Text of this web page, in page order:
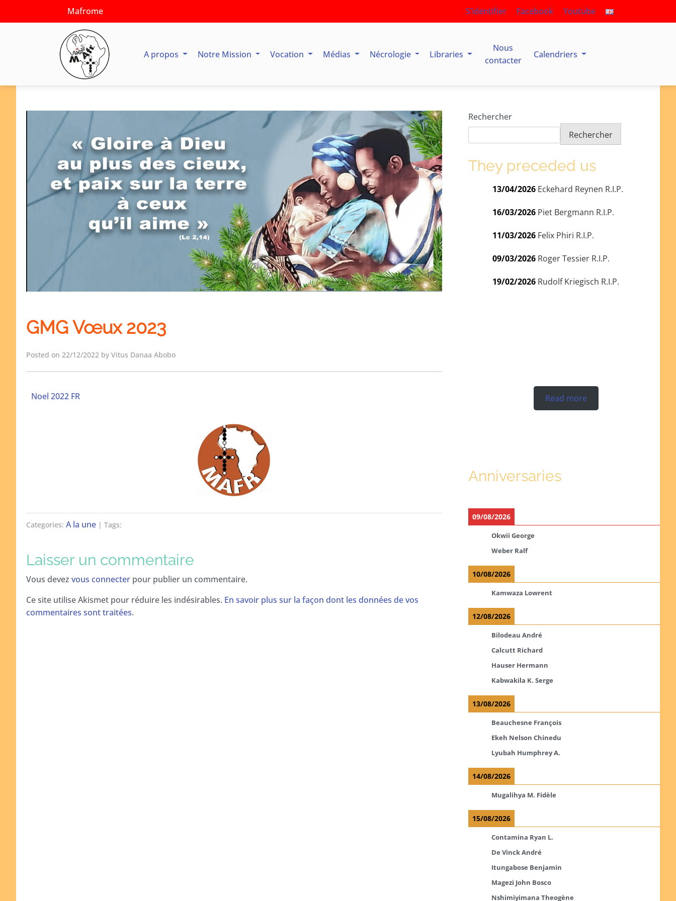
Mafrome S’identifier Facebook Youtube
A propos Notre Mission Vocation Médias Nécrologie Libraries
Nous
contacter
Calendriers
GMG Vœux 2023
Posted on 22/12/2022 by Vitus Danaa Abobo
Noel 2022 FR
Categories: A la une | Tags:
Laisser un commentaire
Vous devez vous connecter pour publier un commentaire.
Ce site utilise Akismet pour réduire les indésirables. En savoir plus sur la façon dont les données de vos
commentaires sont traitées.
Rechercher
Rechercher
They preceded us
13/04/2026 Eckehard Reynen R.I.P.
16/03/2026 Piet Bergmann R.I.P.
11/03/2026 Felix Phiri R.I.P.
09/03/2026 Roger Tessier R.I.P.
19/02/2026 Rudolf Kriegisch R.I.P.
Read more
Anniversaries
09/08/2026
Okwii George
Weber Ralf
10/08/2026
Kamwaza Lowrent
12/08/2026
Bilodeau André
Calcutt Richard
Hauser Hermann
Kabwakila K. Serge
13/08/2026
Beauchesne François
Ekeh Nelson Chinedu
Lyubah Humphrey A.
14/08/2026
Mugalihya M. Fidèle
15/08/2026
Contamina Ryan L.
De Vinck André
Itungabose Benjamin
Magezi John Bosco
Nshimiyimana Theogène